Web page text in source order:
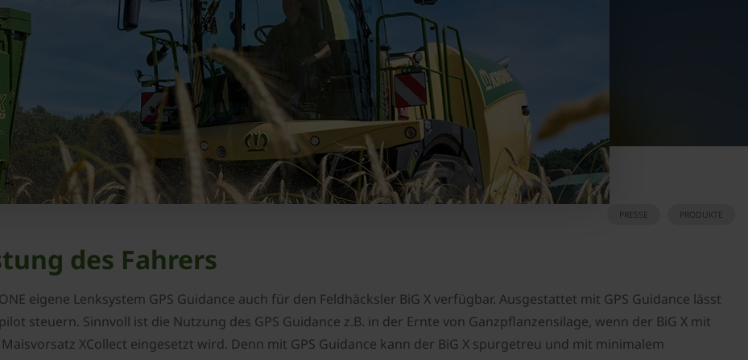
PRODUKTE
PRESSE
des Fahrers
eigene Lenksystem GPS Guidance auch für den Feldhäcksler BiG X verfügbar. Ausgestattet mit GPS Guidance lässt
steuern. Sinnvoll ist die Nutzung des GPS Guidance z.B. in der Ernte von Ganzpflanzensilage, wenn der BiG X mit
XCollect eingesetzt wird. Denn mit GPS Guidance kann der BiG X spurgetreu und mit minimalem